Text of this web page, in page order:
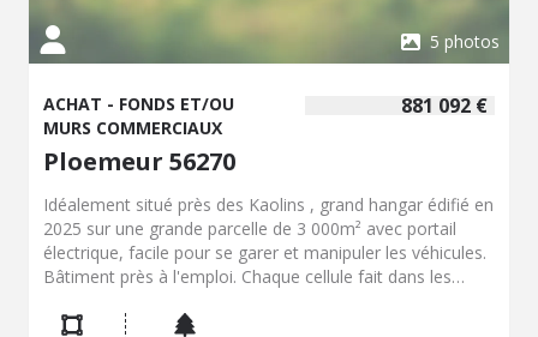
5 photos
881 092 €
ACHAT - FONDS ET/OU
MURS COMMERCIAUX
Ploemeur 56270
Idéalement situé près des Kaolins , grand hangar édifié en
2025 sur une grande parcelle de 3 000m² avec portail
électrique, facile pour se garer et manipuler les véhicules.
Bâtiment près à l'emploi. Chaque cellule fait dans les
alimenté dans la zone atelier en triphasé. Bâtiment à